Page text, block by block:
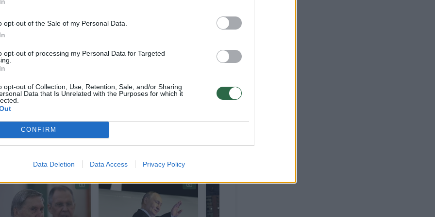
opt-out of the Sale of my Personal Data.
opt-out of processing my Personal Data for Targeted
opt-out of Collection, Use, Retention, Sale, and/or Sharing
Data that Is Unrelated with the Purposes for which it
CONFIRM
Data Deletion Data Access Privacy Policy
karo poveikis jaučiamas visa jėga, nors
karto nepaminėta.
ar mūsų laukia kur kas sudėtingesnė ateitis?“
kalbėjęs anonimiškumo sąlygomis.
valdymo metų užtikrino didžiulį gerovės augimą.